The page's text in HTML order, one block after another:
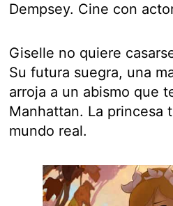
Dempsey. Cine con
Giselle no quiere
Su futura suegra, una
arroja a un abismo que
Manhattan. La princesa
mundo real.